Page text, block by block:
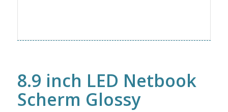
8.9 inch LED Netbook
Scherm Glossy